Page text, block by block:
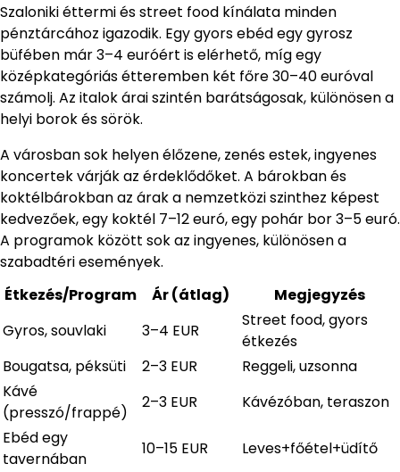
Szaloniki éttermi és street food kínálata minden
pénztárcához igazodik. Egy gyors ebéd egy gyrosz
büfében már 3–4 euróért is elérhető, míg egy
középkategóriás étteremben két főre 30–40 euróval
számolj. Az italok árai szintén barátságosak, különösen a
helyi borok és sörök.
A városban sok helyen élőzene, zenés estek, ingyenes
koncertek várják az érdeklődőket. A bárokban és
koktélbárokban az árak a nemzetközi szinthez képest
kedvezőek, egy koktél 7–12 euró, egy pohár bor 3–5 euró.
A programok között sok az ingyenes, különösen a
szabadtéri események.
Étkezés/Program
Ár (átlag)
Megjegyzés
Gyros, souvlaki
3–4 EUR
Street food, gyors
étkezés
Bougatsa, péksüti
2–3 EUR
Reggeli, uzsonna
Kávé
(presszó/frappé)
2–3 EUR
Kávézóban, teraszon
Ebéd egy
tavernában
10–15 EUR
Leves+főétel+üdítő